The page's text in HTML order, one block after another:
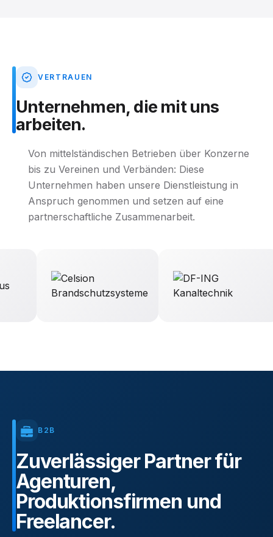
VERTRAUEN
Unternehmen, die mit uns
arbeiten.
Von mittelständischen Betrieben über Konzerne
bis zu Vereinen und Verbänden: Diese
Unternehmen haben unsere Dienstleistung in
Anspruch genommen und setzen auf eine
partnerschaftliche Zusammenarbeit.
B2B
Zuverlässiger Partnerfür
Agenturen,
Produktionsfirmen und
Freelancer.